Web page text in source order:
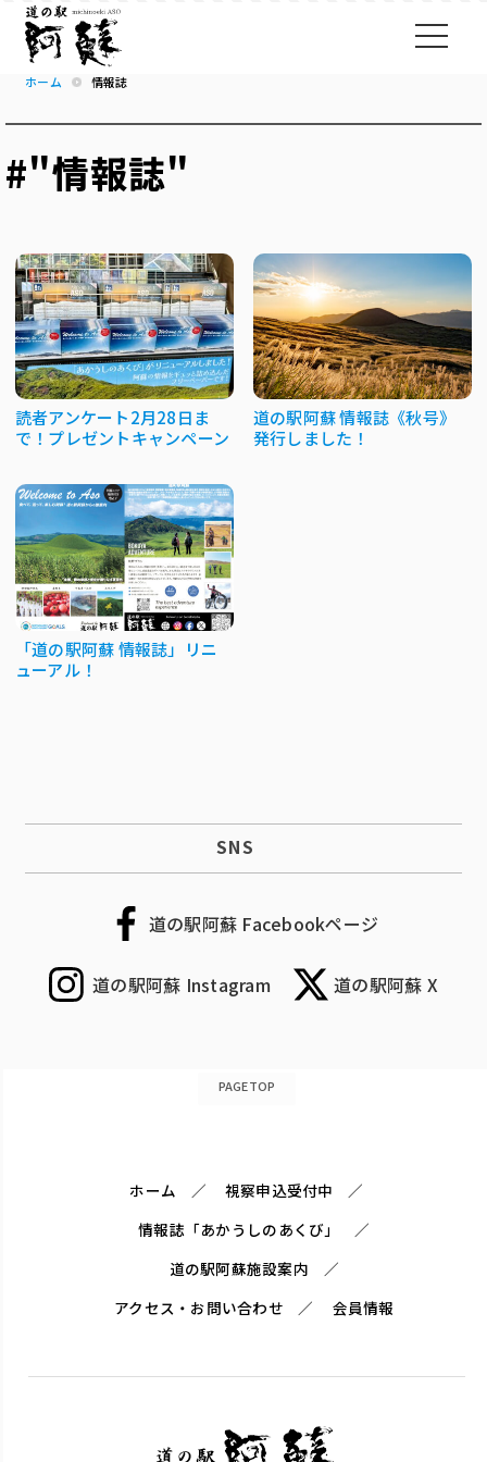
ホーム 情報誌
#"情報誌"
読者アンケート2月28日ま
で！プレゼントキャンペーン
道の駅阿蘇 情報誌《秋号》
発行しました！
「道の駅阿蘇 情報誌」リニ
ューアル！
SNS
道の駅阿蘇 Facebookページ
道の駅阿蘇 Instagram 道の駅阿蘇 X
PAGETOP
ホーム
視察申込受付中
情報誌「あかうしのあくび」
道の駅阿蘇施設案内
アクセス・お問い合わせ
会員情報